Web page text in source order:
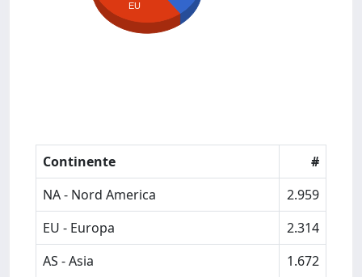
EU
Continente
#
NA - Nord America
2.959
EU - Europa
2.314
AS - Asia
1.672